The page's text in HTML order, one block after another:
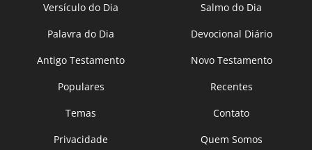
Versículo do Dia
Salmo do Dia
Palavra do Dia
Devocional Diário
Antigo Testamento
Novo Testamento
Populares
Recentes
Temas
Contato
Privacidade
Quem Somos